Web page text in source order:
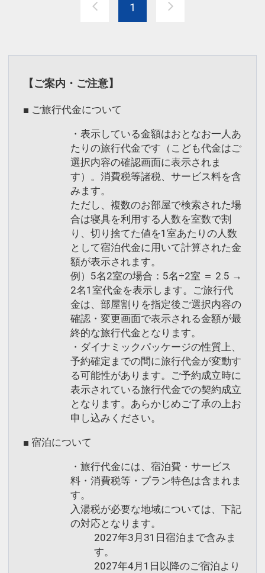
1
【ご案内・ご注意】
■ ご旅行代金について
・表示している金額はおとなお一人あ
たりの旅行代金です（こども代金はご
選択内容の確認画面に表示されま
す）。消費税等諸税、サービス料を含
みます。
ただし、複数のお部屋で検索された場
合は寝具を利用する人数を室数で割
り、切り捨てた値を1室あたりの人数
として宿泊代金に用いて計算された金
額が表示されます。
例）5名2室の場合：5名÷2室 ＝ 2.5 →
2名1室代金を表示します。ご旅行代
金は、部屋割りを指定後ご選択内容の
確認・変更画面で表示される金額が最
終的な旅行代金となります。
・ダイナミックパッケージの性質上、
予約確定までの間に旅行代金が変動す
る可能性があります。ご予約成立時に
表示されている旅行代金での契約成立
となります。あらかじめご了承の上お
申し込みください。
■ 宿泊について
・旅行代金には、宿泊費・サービス
料・消費税等・プラン特色は含まれま
す。
入湯税が必要な地域については、下記
の対応となります。
2027年3月31日宿泊まで含みま
す。
2027年4月1日以降のご宿泊より